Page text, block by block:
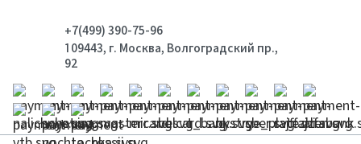
+7(499) 390-75-96
109443, г. Москва, Волгоградский пр.,
92